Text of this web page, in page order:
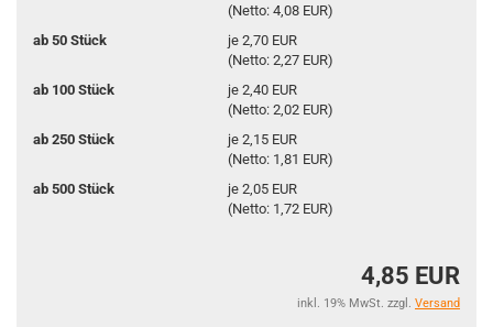
(Netto: 4,08 EUR)
ab 50 Stück
je 2,70 EUR
(Netto: 2,27 EUR)
ab 100 Stück
je 2,40 EUR
(Netto: 2,02 EUR)
ab 250 Stück
je 2,15 EUR
(Netto: 1,81 EUR)
ab 500 Stück
je 2,05 EUR
(Netto: 1,72 EUR)
4,85 EUR
inkl. 19% MwSt. zzgl. Versand